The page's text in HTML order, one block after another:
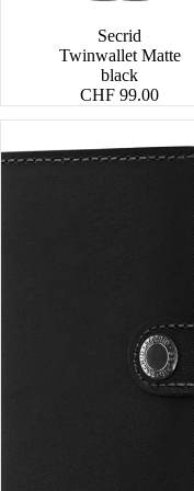
Secrid
Twinwallet Matte
black
CHF 99.00
Original